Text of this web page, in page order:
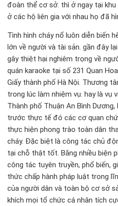
đoàn thể cơ sở. thì ở ngay tại khu
ở các hộ liên gia với nhau họ đã
Tình hình cháy nổ luôn diễn biến
lớn về người và tài sản. gần đây
gây thiệt hại nghiêm trọng về
quán karaoke tại số 231 Quan
Giấy thành phố Hà Nội. Thương
trong lúc làm nhiệm vụ. hay là vụ
Thành phố Thuận An Bình
trước thực tế đó các cơ quan
thực hiện phong trào toàn dân
cháy. Đặc biệt là công tác chủ
tại chỗ thật tốt. Bằng nhiều biện
công tác tuyên truyền, phổ biến,
thức chấp hành pháp luật trong
của người dân và toàn bộ cơ sở
khích mọi tổ chức cá nhân tích